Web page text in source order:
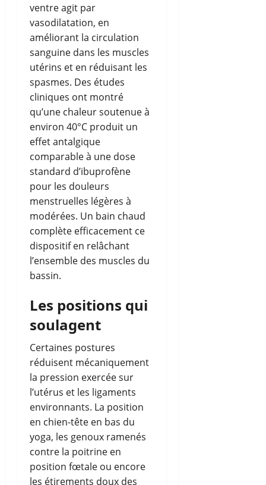
ventre agit par
vasodilatation, en
améliorant la circulation
sanguine dans les muscles
utérins et en réduisant les
spasmes. Des études
cliniques ont montré
qu’une chaleur soutenue à
environ 40°C produit un
effet antalgique
comparable à une dose
standard d’ibuprofène
pour les douleurs
menstruelles légères à
modérées. Un bain chaud
complète efficacement ce
dispositif en relâchant
l’ensemble des muscles du
bassin.
Les positions qui
soulagent
Certaines postures
réduisent mécaniquement
la pression exercée sur
l’utérus et les ligaments
environnants. La position
en chien-tête en bas du
yoga, les genoux ramenés
contre la poitrine en
position fœtale ou encore
les étirements doux des